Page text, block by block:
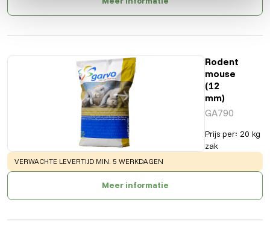
Rodent
mouse
(12
mm)
GA790
Prijs per: 20 kg
zak
WARNING:
VERWACHTE LEVERTIJD MIN. 5 WERKDAGEN
Meer informatie